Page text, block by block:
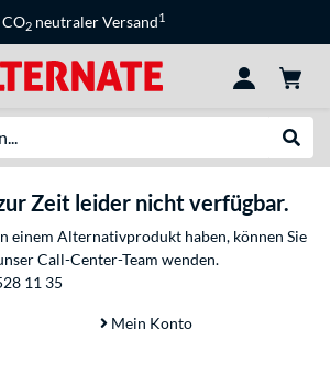
CO2 neutraler Versand1
Zeit leider nicht verfügbar.
einem Alternativprodukt haben, können Sie
Call-Center-Team wenden.
11 35
Mein Konto